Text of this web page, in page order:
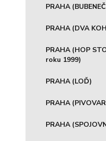
PRAHA
PRAHA (DVA
PRAHA (HOP
roku 1999)
PRAHA (LOĎ)
PRAHA
PRAHA